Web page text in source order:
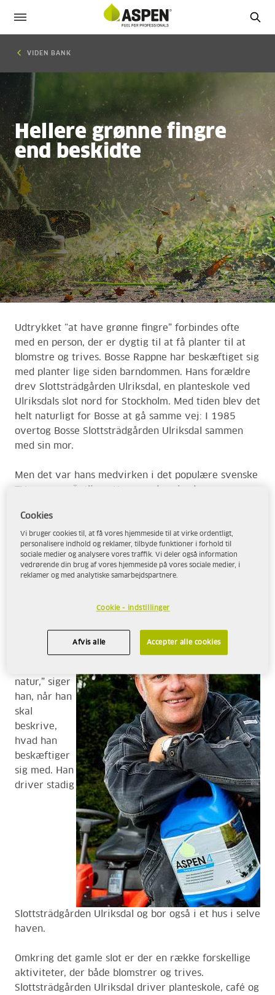
VIDEN BANK
Hellere grønne fingre
end beskidte
Udtrykket “at have grønne fingre” forbindes ofte
med en person, der er dygtig til at få planter til at
blomstre og trives. Bosse Rappne har beskæftiget sig
med planter lige siden barndommen. Hans forældre
drev Slottsträdgården Ulriksdal, en planteskole ved
Ulriksdals slot nord for Stockholm. Med tiden blev det
helt naturligt for Bosse at gå samme vej: I 1985
overtog Bosse Slottsträdgården Ulriksdal sammen
med sin mor.
Men det var hans medvirken i det populære svenske
svenskere. Han har også skrevet bøger om
havepleje.
“Jeg arbejder med møbleret natur”
“Jeg arbejder
natur,” siger
han, når han
skal
beskrive,
hvad han
beskæftiger
sig med. Han
driver stadig
Slottsträdgården Ulriksdal og bor også i et hus i selve
haven.
Omkring det gamle slot er der en række forskellige
aktiviteter, der både blomstrer og trives.
Slottsträdgården Ulriksdal driver planteskole, café og
Cookies
Vi bruger cookies til, at få vores hjemmeside til at virke ordentligt,
personalisere indhold og reklamer, tilbyde funktioner i forhold til
sociale medier og analysere vores traffik. Vi deler også information
vedrørende din brug af vores hjemmeside på vores sociale medier, i
reklamer og med analytiske samarbejdspartnere.
Cookie - indstillinger
Afvis alle Accepter alle cookies